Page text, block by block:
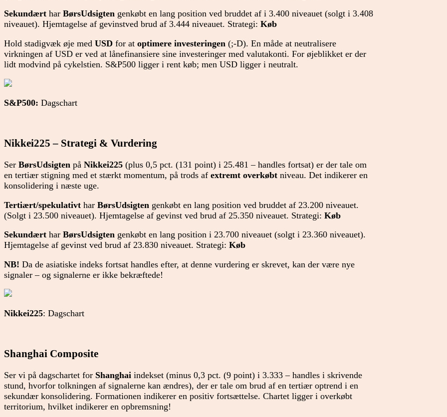
Sekundært har BørsUdsigten genkøbt en lang position ved bruddet af i 3.400 niveauet (solgt i 3.408
niveauet). Hjemtagelse af gevinstved brud af 3.444 niveauet. Strategi: Køb
Hold stadigvæk øje med USD for at optimere investeringen (;-D). En måde at neutralisere
virkningen af USD er ved at lånefinansiere sine investeringer med valutakonti. For øjeblikket er der
lidt modvind på cykelstien. S&P500 ligger i rent køb; men USD ligger i neutralt.
S&P500: Dagschart
Nikkei225 – Strategi & Vurdering
Ser BørsUdsigten på Nikkei225 (plus 0,5 pct. (131 point) i 25.481 – handles fortsat) er der tale om
en tertiær stigning med et stærkt momentum, på trods af extremt overkøbt niveau. Det indikerer en
konsolidering i næste uge.
Tertiært/spekulativt har BørsUdsigten genkøbt en lang position ved bruddet af 23.200 niveauet.
(Solgt i 23.500 niveauet). Hjemtagelse af gevinst ved brud af 25.350 niveauet. Strategi: Køb
Sekundært har BørsUdsigten genkøbt en lang position i 23.700 niveauet (solgt i 23.360 niveauet).
Hjemtagelse af gevinst ved brud af 23.830 niveauet. Strategi: Køb
NB! Da de asiatiske indeks fortsat handles efter, at denne vurdering er skrevet, kan der være nye
signaler – og signalerne er ikke bekræftede!
Nikkei225: Dagschart
Shanghai Composite
Ser vi på dagschartet for Shanghai indekset (minus 0,3 pct. (9 point) i 3.333 – handles i skrivende
stund, hvorfor tolkningen af signalerne kan ændres), der er tale om brud af en tertiær optrend i en
sekundær konsolidering. Formationen indikerer en positiv fortsættelse. Chartet ligger i overkøbt
territorium, hvilket indikerer en opbremsning!